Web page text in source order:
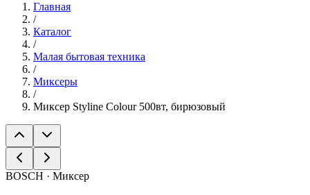
Главная
/
Каталог
/
Малая бытовая техника
/
Миксеры
/
Миксер Styline Colour 500вт, бирюзовый
BOSCH · Миксер